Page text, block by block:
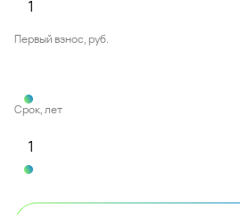
Первый взнос, руб.
Срок, лет